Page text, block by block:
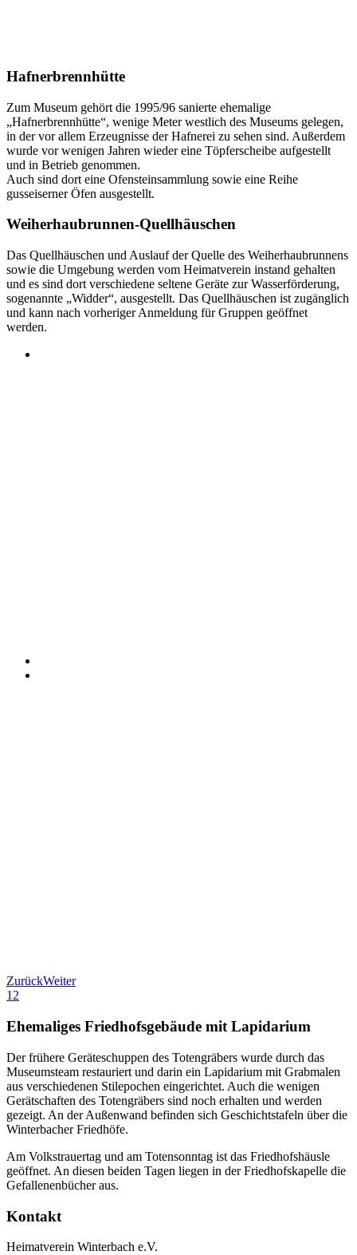
Hafnerbrennhütte
Zum Museum gehört die 1995/96 sanierte ehemalige
„Hafnerbrennhütte“, wenige Meter westlich des Museums gelegen,
in der vor allem Erzeugnisse der Hafnerei zu sehen sind. Außerdem
wurde vor wenigen Jahren wieder eine Töpferscheibe aufgestellt
und in Betrieb genommen.
Auch sind dort eine Ofensteinsammlung sowie eine Reihe
gusseiserner Öfen ausgestellt.
Weiherhaubrunnen-Quellhäuschen
Das Quellhäuschen und Auslauf der Quelle des Weiherhaubrunnens
sowie die Umgebung werden vom Heimatverein instand gehalten
und es sind dort verschiedene seltene Geräte zur Wasserförderung,
sogenannte „Widder“, ausgestellt. Das Quellhäuschen ist zugänglich
und kann nach vorheriger Anmeldung für Gruppen geöffnet
werden.
ZurückWeiter
12
Ehemaliges Friedhofsgebäude mit Lapidarium
Der frühere Geräteschuppen des Totengräbers wurde durch das
Museumsteam restauriert und darin ein Lapidarium mit Grabmalen
aus verschiedenen Stilepochen eingerichtet. Auch die wenigen
Gerätschaften des Totengräbers sind noch erhalten und werden
gezeigt. An der Außenwand befinden sich Geschichtstafeln über die
Winterbacher Friedhöfe.
Am Volkstrauertag und am Totensonntag ist das Friedhofshäusle
geöffnet. An diesen beiden Tagen liegen in der Friedhofskapelle die
Gefallenenbücher aus.
Kontakt
Heimatverein Winterbach e.V.